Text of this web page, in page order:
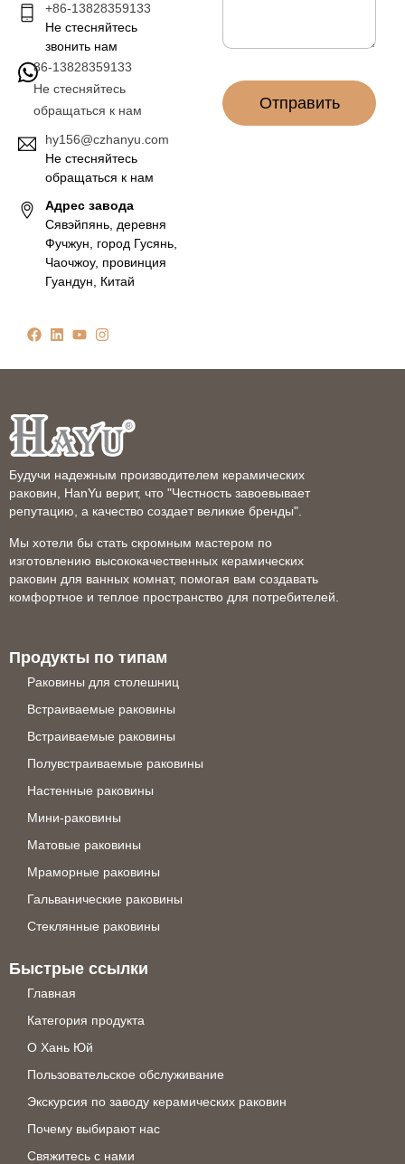
+86-13828359133
Не стесняйтесь
звонить нам
86-13828359133
Не стесняйтесь
обращаться к нам
hy156@czhanyu.com
Не стесняйтесь
обращаться к нам
Адрес завода
Сявэйпянь, деревня
Фучжун, город Гусянь,
Чаочжоу, провинция
Гуандун, Китай
а
Отправить
Будучи надежным производителем керамических
раковин, HanYu верит, что "Честность завоевывает
репутацию, а качество создает великие бренды".
Мы хотели бы стать скромным мастером по
изготовлению высококачественных керамических
раковин для ванных комнат, помогая вам создавать
комфортное и теплое пространство для потребителей.
Продукты по типам
Раковины для столешниц
Встраиваемые раковины
Встраиваемые раковины
Полувстраиваемые раковины
Настенные раковины
Мини-раковины
Матовые раковины
Мраморные раковины
Гальванические раковины
Стеклянные раковины
Быстрые ссылки
Главная
Категория продукта
О Хань Юй
Пользовательское обслуживание
Экскурсия по заводу керамических раковин
Почему выбирают нас
Свяжитесь с нами